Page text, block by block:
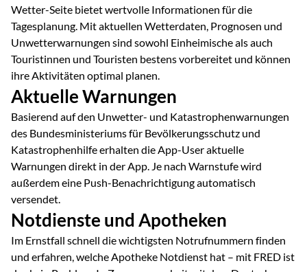
Wetter-Seite bietet wertvolle Informationen für die
Tagesplanung. Mit aktuellen Wetterdaten, Prognosen und
Unwetterwarnungen sind sowohl Einheimische als auch
Touristinnen und Touristen bestens vorbereitet und können
ihre Aktivitäten optimal planen.
Aktuelle Warnungen
Basierend auf den Unwetter- und Katastrophenwarnungen
des Bundesministeriums für Bevölkerungsschutz und
Katastrophenhilfe erhalten die App-User aktuelle
Warnungen direkt in der App. Je nach Warnstufe wird
außerdem eine Push-Benachrichtigung automatisch
versendet.
Notdienste und Apotheken
Im Ernstfall schnell die wichtigsten Notrufnummern finden
und erfahren, welche Apotheke Notdienst hat – mit FRED ist